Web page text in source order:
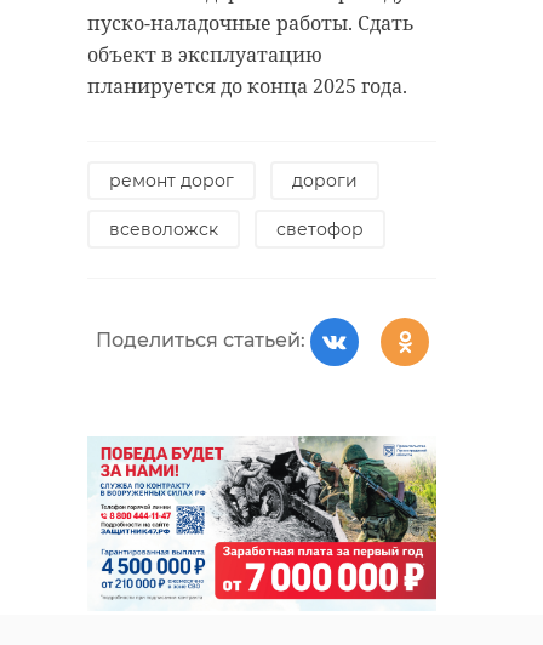
пуско-наладочные работы. Сдать
объект в эксплуатацию
планируется до конца 2025 года.
ремонт дорог дороги
всеволожск светофор
Поделиться статьей: